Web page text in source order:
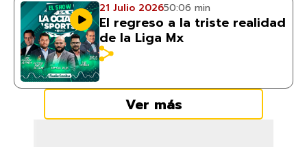
21 Julio 202650:06 min
El regreso a la triste realidad
de la Liga Mx
Ver más